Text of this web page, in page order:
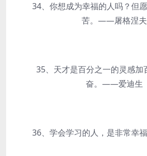
34、你想成为幸福的人吗？但愿
苦。——屠格涅夫
35、天才是百分之一的灵感加
奋。——爱迪生
36、学会学习的人，是非常幸